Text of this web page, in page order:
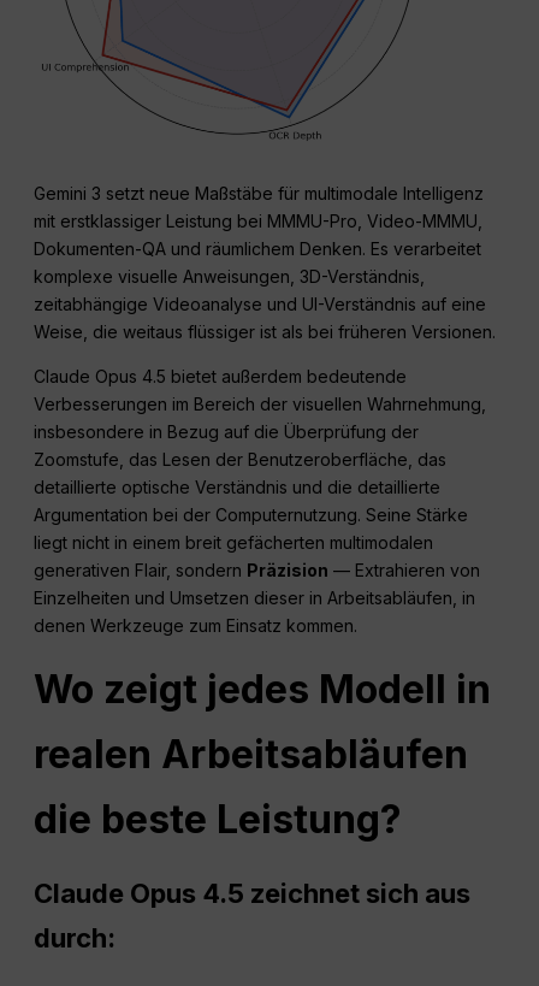
Gemini 3 setzt neue Maßstäbe für multimodale Intelligenz
mit erstklassiger Leistung bei MMMU-Pro, Video-MMMU,
Dokumenten-QA und räumlichem Denken. Es verarbeitet
komplexe visuelle Anweisungen, 3D-Verständnis,
zeitabhängige Videoanalyse und UI-Verständnis auf eine
Weise, die weitaus flüssiger ist als bei früheren Versionen.
Claude Opus 4.5 bietet außerdem bedeutende
Verbesserungen im Bereich der visuellen Wahrnehmung,
insbesondere in Bezug auf die Überprüfung der
Zoomstufe, das Lesen der Benutzeroberfläche, das
detaillierte optische Verständnis und die detaillierte
Argumentation bei der Computernutzung. Seine Stärke
liegt nicht in einem breit gefächerten multimodalen
generativen Flair, sondern Präzision — Extrahieren von
Einzelheiten und Umsetzen dieser in Arbeitsabläufen, in
denen Werkzeuge zum Einsatz kommen.
Wo zeigt jedes Modell in
realen Arbeitsabläufen
die beste Leistung?
Claude Opus 4.5 zeichnet sich aus
durch: